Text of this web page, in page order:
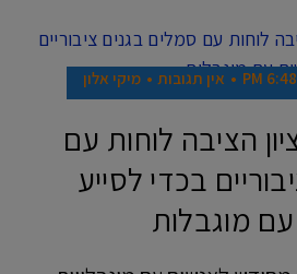
6:48 PM אין תגובות מיקי אלון
הציבה לוחות עם
בכדי לסייע
מוגבלות